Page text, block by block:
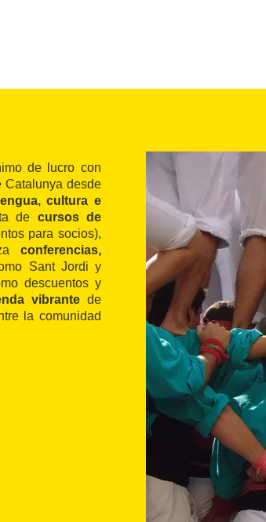
de lucro con
Catalunya desde
cultura e
de cursos de
para socios),
conferencias,
Sant Jordi y
descuentos y
vibrantede
la comunidad